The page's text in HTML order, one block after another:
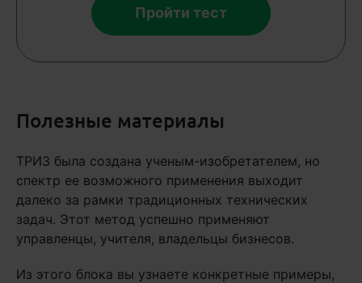
Пройти тест
Полезные материалы
ТРИЗ была создана ученым-изобретателем, но
спектр ее возможного применения выходит
далеко за рамки традиционных технических
задач. Этот метод успешно применяют
управленцы, учителя, владельцы бизнесов.
Из этого блока вы узнаете конкретные примеры,